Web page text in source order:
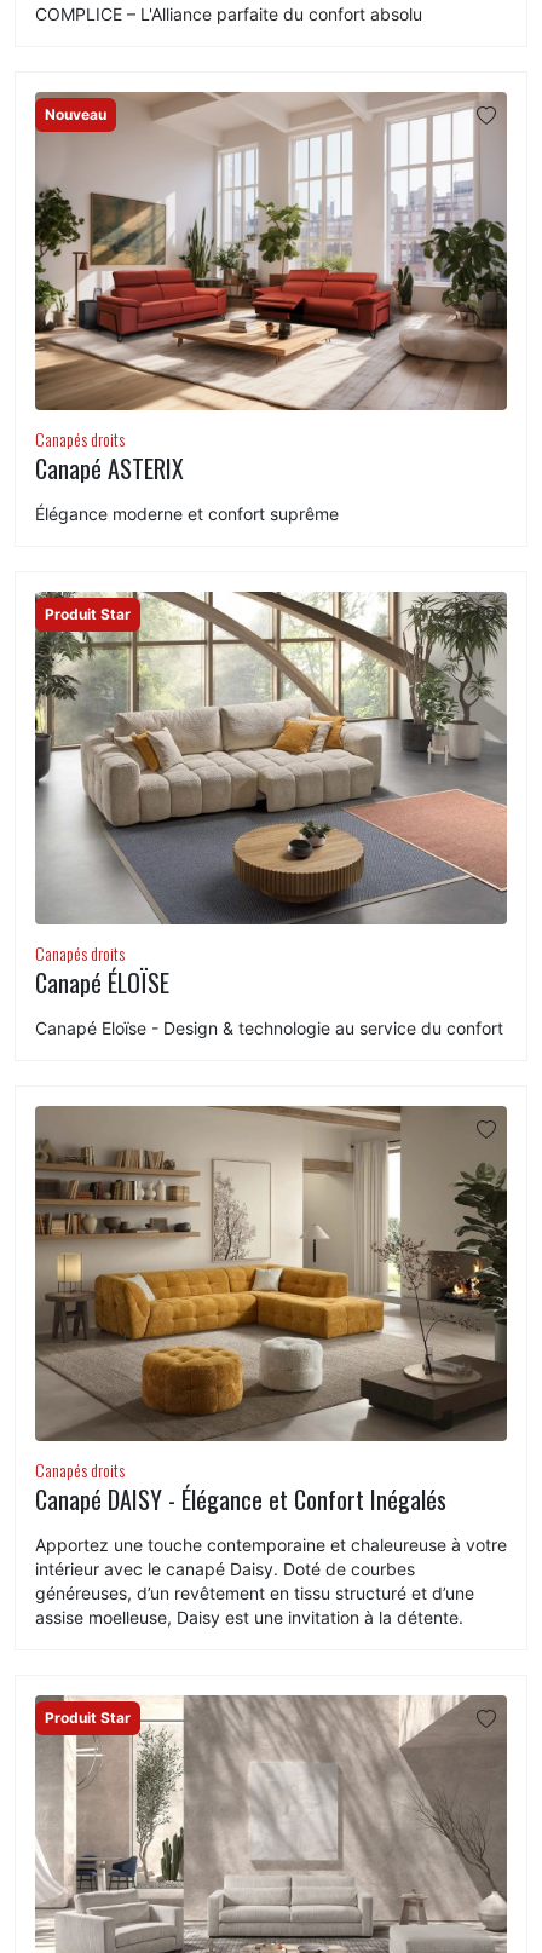
COMPLICE – L'Alliance parfaite du confort absolu
Nouveau
Canapés droits
Canapé ASTERIX
Élégance moderne et confort suprême
Produit Star
Canapés droits
Canapé ÉLOÏSE
Canapé Eloïse - Design & technologie au service du confort
Canapés droits
Canapé DAISY - Élégance et Confort Inégalés
Apportez une touche contemporaine et chaleureuse à votre
intérieur avec le canapé Daisy. Doté de courbes
généreuses, d’un revêtement en tissu structuré et d’une
assise moelleuse, Daisy est une invitation à la détente.
Produit Star